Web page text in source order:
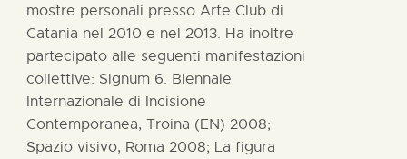
mostre personali presso Arte Club di
Catania nel 2010 e nel 2013. Ha inoltre
partecipato alle seguenti manifestazioni
collettive: Signum 6. Biennale
Internazionale di Incisione
Contemporanea, Troina (EN) 2008;
Spazio visivo, Roma 2008; La figura